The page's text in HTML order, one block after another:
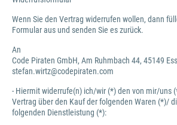
Wenn Sie den Vertrag widerrufen wollen, dann
Formular aus und senden Sie es zurück.
An
Code Piraten GmbH, Am Ruhmbach 44, 45149
stefan.wirtz@codepiraten.com
- Hiermit widerrufe(n) ich/wir (*) den von mir/uns
Vertrag über den Kauf der folgenden Waren (*)/
folgenden Dienstleistung (*):